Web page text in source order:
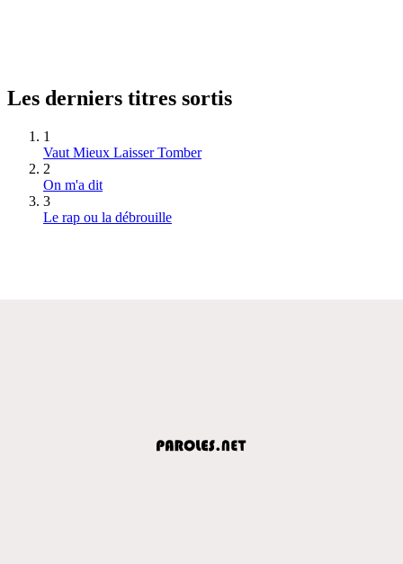
Les derniers titres sortis
1
Vaut Mieux Laisser Tomber
2
On m'a dit
3
Le rap ou la débrouille